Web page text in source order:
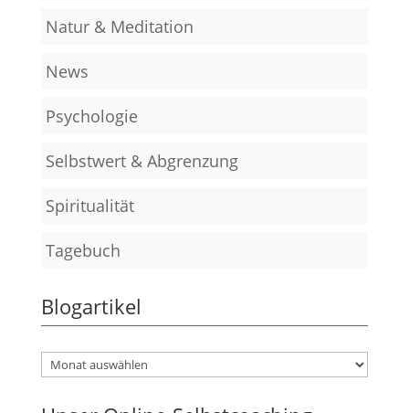
Natur & Meditation
News
Psychologie
Selbstwert & Abgrenzung
Spiritualität
Tagebuch
Blogartikel